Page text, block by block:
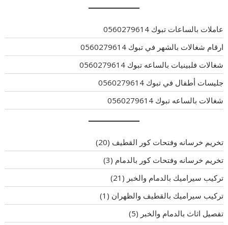
عاملات بالساعات تبوك 0560279614
ارقام شغالات بالشهر في تبوك 0560279614
شغالات فلبينيات بالساعه تبوك 0560279614
جليسات أطفال في تبوك 0560279614
شغالات بالساعه تبوك 0560279614
تخريم خرسانه وفتحات كور القطيف (20)
تخريم خرسانه وفتحات كور بالدمام (3)
تركيب سيراميك بالدمام والخبر (21)
تركيب سيراميك بالقطيف والظهران (1)
تفصيل اثاث بالدمام والخبر (5)